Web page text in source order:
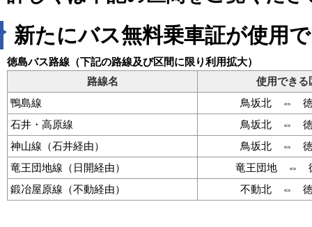
新たにバス無料乗車証が使用
徳島バス路線（下記の路線及び区間に限り利用拡大）
路線名
使用できる
鴨島線
鳥坂北 ⇔ 徳
石井・高原線
鳥坂北 ⇔ 徳
神山線（石井経由）
鳥坂北 ⇔ 徳
竜王団地線（日開経由）
竜王団地 ⇔
鍛冶屋原線（不動経由）
不動北 ⇔ 徳